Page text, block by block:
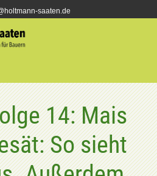
saaten.de
14: Mais
So sieht